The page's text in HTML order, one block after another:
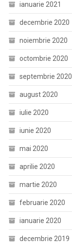
ianuarie 2021
decembrie 2020
noiembrie 2020
octombrie 2020
septembrie 2020
august 2020
iulie 2020
iunie 2020
mai 2020
aprilie 2020
martie 2020
februarie 2020
ianuarie 2020
decembrie 2019